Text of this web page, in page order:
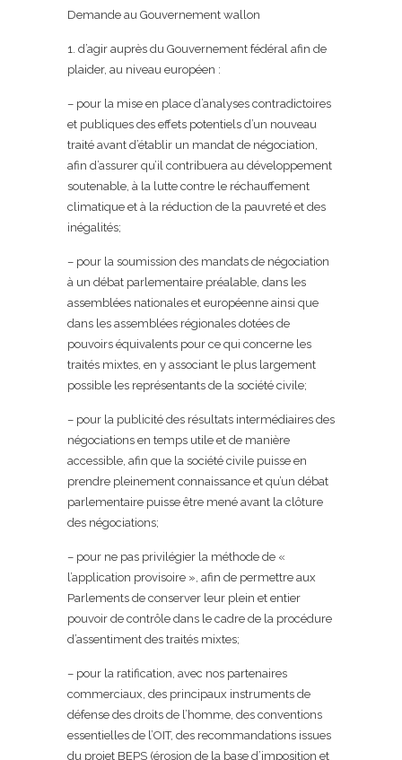
Demande au Gouvernement wallon
1. d’agir auprès du Gouvernement fédéral afin de
plaider, au niveau européen :
– pour la mise en place d’analyses contradictoires
et publiques des effets potentiels d’un nouveau
traité avant d’établir un mandat de négociation,
afin d’assurer qu’il contribuera au développement
soutenable, à la lutte contre le réchauffement
climatique et à la réduction de la pauvreté et des
inégalités;
– pour la soumission des mandats de négociation
à un débat parlementaire préalable, dans les
assemblées nationales et européenne ainsi que
dans les assemblées régionales dotées de
pouvoirs équivalents pour ce qui concerne les
traités mixtes, en y associant le plus largement
possible les représentants de la société civile;
– pour la publicité des résultats intermédiaires des
négociations en temps utile et de manière
accessible, afin que la société civile puisse en
prendre pleinement connaissance et qu’un débat
parlementaire puisse être mené avant la clôture
des négociations;
– pour ne pas privilégier la méthode de «
l’application provisoire », afin de permettre aux
Parlements de conserver leur plein et entier
pouvoir de contrôle dans le cadre de la procédure
d’assentiment des traités mixtes;
– pour la ratification, avec nos partenaires
commerciaux, des principaux instruments de
défense des droits de l’homme, des conventions
essentielles de l’OIT, des recommandations issues
du projet BEPS (érosion de la base d’imposition et